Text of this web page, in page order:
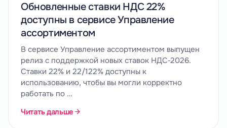
Обновленные ставки НДС 22%
доступны в сервисе Управление
ассортиментом
В сервисе Управление ассортиментом выпущен
релиз с поддержкой новых ставок НДС‑2026.
Ставки 22% и 22/122% доступны к
использованию, чтобы вы могли корректно
работать по …
Читать дальше